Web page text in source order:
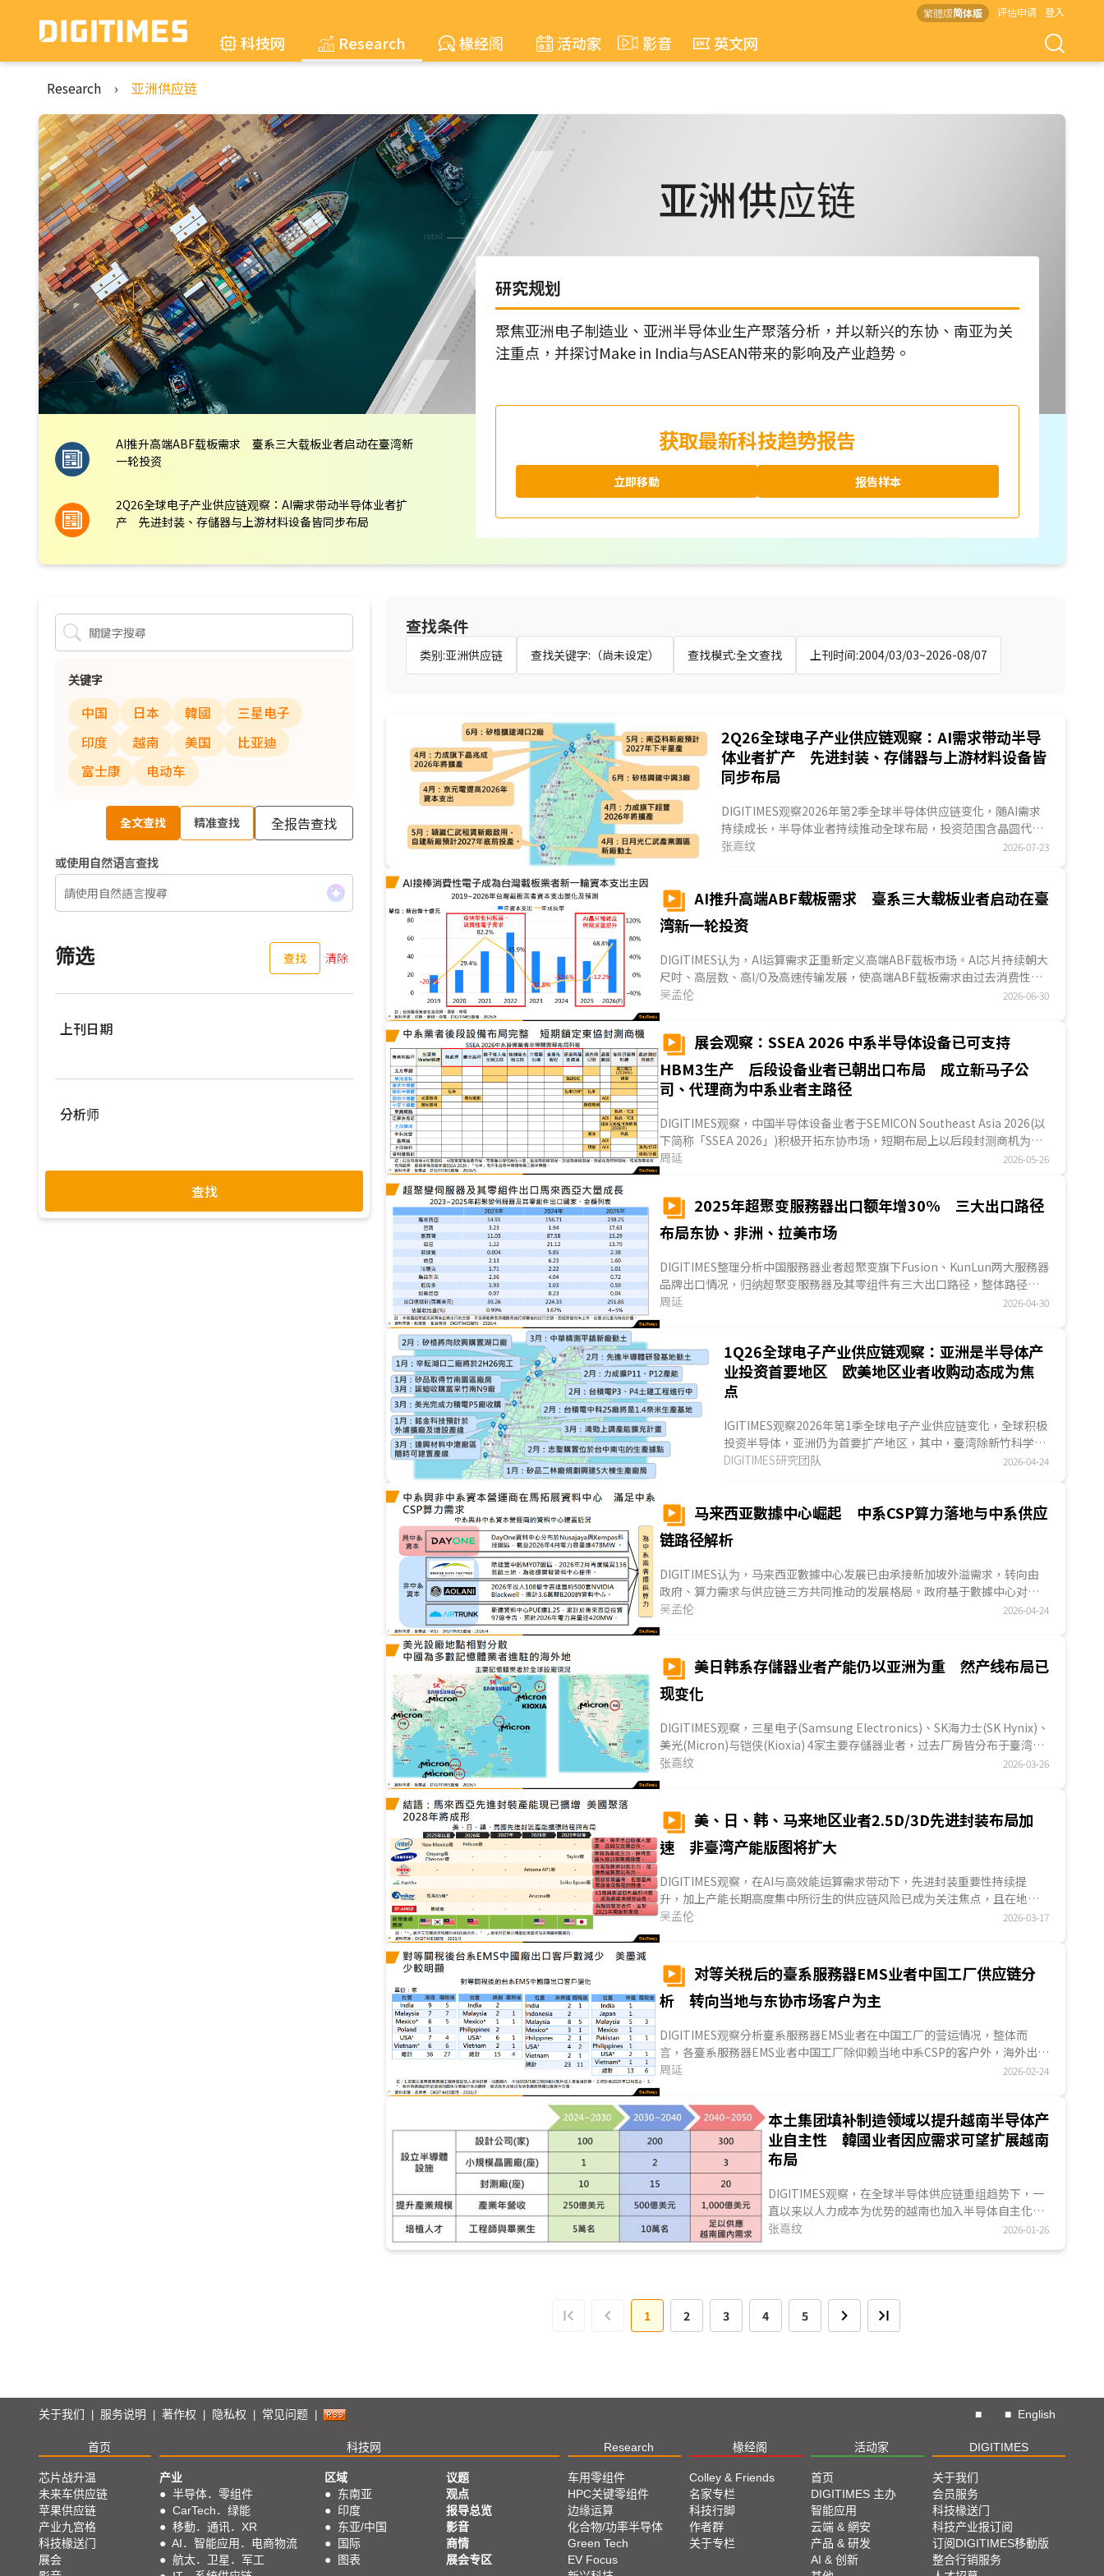
繁體版简体版 评估申请 登入
科技网 Research 椽经阁 活动家 影音 英文网
Research › 亚洲供应链
亚洲供应链
研究规划
聚焦亚洲电子制造业、亚洲半导体业生产聚落分析，并以新兴的东协、南亚为关
注重点，并探讨Make in India与ASEAN带来的影响及产业趋势。
获取最新科技趋势报告
立即移動 报告样本
AI推升高端ABF载板需求 臺系三大载板业者启动在臺湾新
一轮投资
2Q26全球电子产业供应链观察：AI需求带动半导体业者扩
产 先进封装、存儲器与上游材料设备皆同步布局
关键字
中国 日本 韓國
三星电子
印度
越南 美国
比亚迪
富士康
电动车
全文查找 精准查找 全报告查找
或使用自然语言查找
筛选 查找 清除
上刊日期
分析师
余佩儒
查找
查找条件
类别:亚洲供应链 查找关键字:（尚未设定） 查找模式:全文查找 上刊时间:2004/03/03~2026-08/07
2Q26全球电子产业供应链观察：AI需求带动半导
体业者扩产 先进封装、存儲器与上游材料设备皆
同步布局
DIGITIMES观察2026年第2季全球半导体供应链变化，随AI需求
持续成长，半导体业者持续推动全球布局，投资范围含晶圆代
工、存儲器、先进封装等领域，反映半导体上下游业者为因应市
张嘉纹 2026-07-23
AI推升高端ABF载板需求 臺系三大载板业者启动在臺
湾新一轮投资
DIGITIMES认为，AI运算需求正重新定义高端ABF载板市场。AI芯片持续朝大
尺吋、高层数、高I/O及高速传输发展，使高端ABF载板需求由过去消费性电
子逐步转向AI GP...
吴孟伦 2026-06-30
展会观察：SSEA 2026 中系半导体设备已可支持
HBM3生产 后段设备业者已朝出口布局 成立新马子公
司、代理商为中系业者主路径
DIGITIMES观察，中国半导体设备业者于SEMICON Southeast Asia 2026(以
下简称「SSEA 2026」)积极开拓东协市场，短期布局上以后段封测商机为核
心，中长期则开始探闻前段设备商机。设备技术推进上，前段制程已朝10nm
量产制程节点推进，后段TCB精度提升有助于先进封装，设备技术推进将有
理商为路径，积极布局东协市场，并凭借单价低、保固长、整合方案等三大
优势加强其设备竞争力。...
周延 2026-05-26
2025年超聚变服務器出口额年增30% 三大出口路径
布局东协、非洲、拉美市场
DIGITIMES整理分析中国服務器业者超聚变旗下Fusion、KunLun两大服務器
品牌出口情况，归纳超聚变服務器及其零组件有三大出口路径，整体路径呈
现「多地生产」搭配「区域转运」相结合的灵活模式。主要出口地区为马来
西亚、印尼、菲律宾等东协地区，巴西、墨西哥等拉丁美洲地区，以及肯尼
2.24亿美元年增约30%...
周延 2026-04-30
1Q26全球电子产业供应链观察：亚洲是半导体产
业投资首要地区 欧美地区业者收购动态成为焦
点
IGITIMES观察2026年第1季全球电子产业供应链变化，全球积极
投资半导体，亚洲仍为首要扩产地区，其中，臺湾除新竹科学园
区外，臺中与嘉义、臺南与高雄等也成为业者积极投资地点；欧
DIGITIMES研究团队 2026-04-24
马来西亚數據中心崛起 中系CSP算力落地与中系供应
链路径解析
DIGITIMES认为，马来西亚數據中心发展已由承接新加坡外溢需求，转向由
政府、算力需求与供应链三方共同推动的发展格局。政府基于數據中心对经
济与就业的实质贡献，持续提供政策支持；中系CSP透过租用与合作模式加速
扩张算力，其中以字节跳动最为积极，预期中系业者的AI算力将在马来西亚
亚，并观察到其他中系供应链逐步打入數據中心体系，使整体供应链趋于完
整。在此基础上，马来西亚已由承接新加坡外溢需求的替代选项，转变为中
系AI算力出海的重要落地节点。...
吴孟伦 2026-04-24
美日韩系存儲器业者产能仍以亚洲为重 然产线布局已
现变化
DIGITIMES观察，三星电子(Samsung Electronics)、SK海力士(SK Hynix)、
美光(Micron)与铠侠(Kioxia) 4家主要存儲器业者，过去厂房皆分布于臺湾、
中国、日本与韓國等亚洲地区，美国境内则仅有美光一家业者设厂；然而因
地缘政治与各国因应半导体自主化影响，全球存儲器产线布局已有变化，如
儲器产线布局变化将持续是重要观察点。...
张嘉纹 2026-03-26
美、日、韩、马来地区业者2.5D/3D先进封装布局加
速 非臺湾产能版图将扩大
DIGITIMES观察，在AI与高效能运算需求带动下，先进封装重要性持续提
升，加上产能长期高度集中所衍生的供应链风险已成为关注焦点，且在地缘
政治与产业安全考量下，全球布局开始出现变化，因此，美国凭借《芯片与
科学法案》(CHIPS and Science Act)与在地化政策，推动产能回流；日本透
封测产业长期累积的技术基础，推动先进封装发展；马来西亚则凭成熟OSAT
聚落承接产能外溢，逐步成为非臺湾地区的重要延伸节点。整体而言，全球
先进封装供应链正进入由单一核心，走向多节点布局的新阶段。...
吴孟伦 2026-03-17
对等关税后的臺系服務器EMS业者中国工厂供应链分
析 转向当地与东协市场客户为主
DIGITIMES观察分析臺系服務器EMS业者在中国工厂的营运情况，整体而
言，各臺系服務器EMS业者中国工厂除仰赖当地中系CSP的客户外，海外出口
受美国对等关税影响，美国市场客户数量有所下降，出口重心有逐渐转向东
协的趋势，无论是供应东协自家关系企业服務器零组件，或是中系CSP东协數
據中心所需要的服務器及其半成品；另一方面，由于中国当地电子零组件供
应链完备，各厂上游供应链多以供应当地为主；此外，有观察到臺系服務器
EMS业者采购中国当地自动化设备，提升自家中国工厂自动化的现象。...
周延 2026-02-24
本土集团填补制造领域以提升越南半导体产
业自主性 韓國业者因应需求可望扩展越南
布局
DIGITIMES观察，在全球半导体供应链重组趋势下，一
直以来以人力成本为优势的越南也加入半导体自主化竞
局，除政府正式颁布半导体策略外，本土集团也成为担
应商，在半导体需求持续成长下，未来也有望增越南布
局...
张嘉纹 2026-01-26
1 2 3 4 5
关于我们 服务说明 著作权 隐私权 常见问题 ■ ■ English
首页 科技网 Research 椽经阁 活动家 DIGITIMES
芯片战升温
未来车供应链
苹果供应链
产业九宫格
科技椽送门
展会
产业
● 半导体．零组件
● CarTech．绿能
● 移動．通讯．XR
● AI．智能应用．电商物流
● 航太．卫星．军工
区域
● 东南亚
● 印度
● 东亚/中国
●
国际
●
图表
议题
观点
报导总览
影音
商情
展会专区
车用零组件
HPC关键零组件
边缘运算
化合物/功率半导体
Green Tech
EV Focus
Colley & Friends
名家专栏
科技行脚
作者群
关于专栏
首页
DIGITIMES 主办
智能应用
云端 & 網安
产品 & 研发
AI & 创新
关于我们
会员服务
科技椽送门
科技产业报订阅
订阅DIGITIMES移動版
整合行销服务